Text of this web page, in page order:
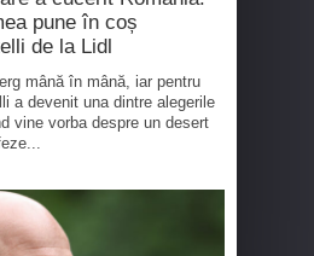
pune în coș
de la Lidl
mână în mână, iar pentru
a devenit una dintre alegerile
vine vorba despre un desert